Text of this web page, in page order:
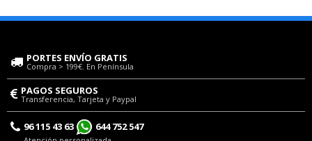
PORTES ENVÍO GRATIS
Compra > 199€. En Península
PAGOS SEGUROS
Transferencia, Tarjeta y Paypal
96 115 43 63 644 752 547